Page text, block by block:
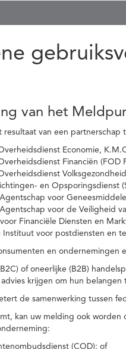
van het
van een partnerschap
Economie,
Financiën (FOD
en Opsporingsdienst
voor
voor de Veiligheid
Financiële Diensten en
Instituut voor postdiensten en
en ondernemingen
of oneerlijke (B2B)
krijgen om hun belangen
de samenwerking tussen
kan uw melding ook
(COD); of